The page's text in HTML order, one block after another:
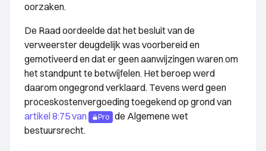
oorzaken.
De Raad oordeelde dat het besluit van de
verweerster deugdelijk was voorbereid en
gemotiveerd en dat er geen aanwijzingen waren om
het standpunt te betwijfelen. Het beroep werd
daarom ongegrond verklaard. Tevens werd geen
proceskostenvergoeding toegekend op grond van
artikel 8:75 van
Pro de Algemene wet
bestuursrecht.